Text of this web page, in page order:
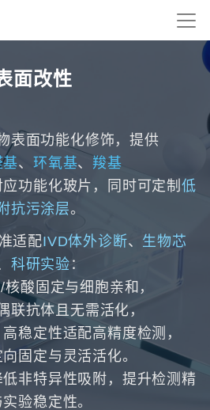
面改性
表面功能化修饰，提供
基、 环氧基、羧基
功能化玻片，同时可定制 低
抗污涂层。
适配IVD体外诊断、 生物芯
科研实验 ：
酸固定与细胞亲和，
联抗体且无需活化，
稳定性适配高精度检测，
固定与灵活活化。
低非特异性吸附，提升检测精
验稳定性。